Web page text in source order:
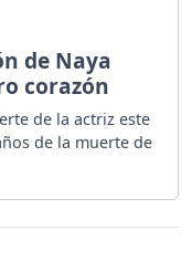
de Naya
corazón
de la actriz este
de la muerte de